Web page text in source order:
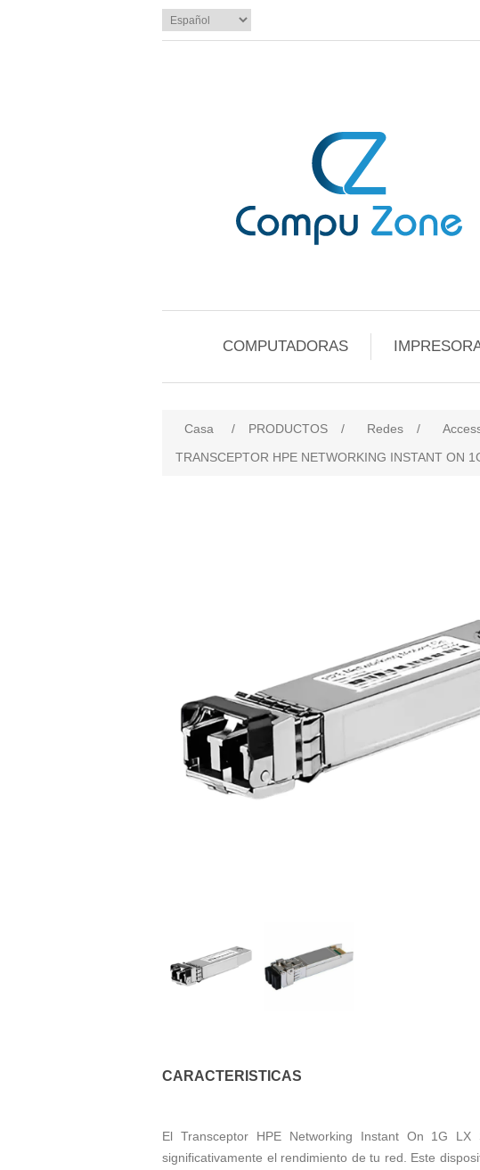
COMPUTADORAS
Casa / PRODUCTOS / Redes /
TRANSCEPTOR HPE NETWORKING INSTANT ON
CARACTERISTICAS
El Transceptor HPE Networking Instant On 1G
significativamente el rendimiento de tu red. Este